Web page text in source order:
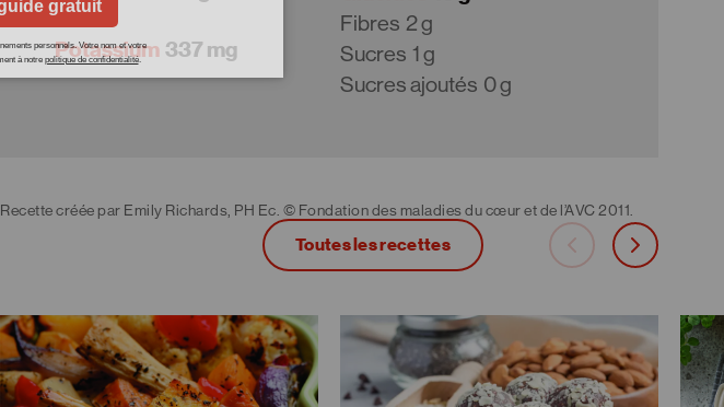
Potassium 337 mg
Fibres 2 g
Sucres 1 g
Sucres ajoutés 0 g
Recette créée par Emily Richards, PH Ec. © Fondation des maladies du cœur et de l’AVC 2011.
Toutes les recettes carousel-backcarousel-